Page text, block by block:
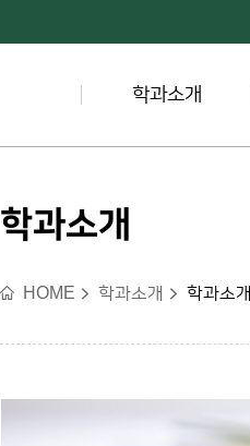
학과소개
학과소개
HOME 학과소개 학과소개